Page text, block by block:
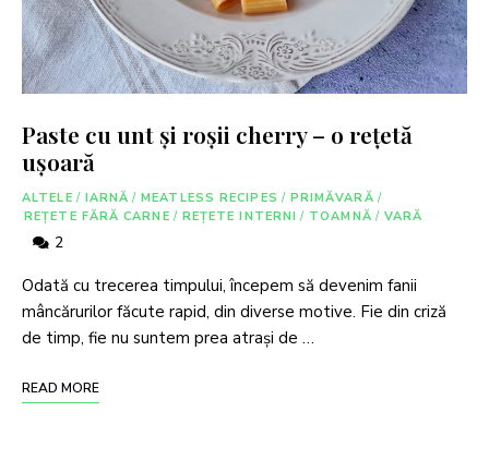
Paste cu unt și roșii cherry – o rețetă
ușoară
ALTELE / IARNĂ / MEATLESS RECIPES / PRIMĂVARĂ /
REȚETE FĂRĂ CARNE / REȚETE INTERNI / TOAMNĂ / VARĂ
2
Odată cu trecerea timpului, începem să devenim fanii
mâncărurilor făcute rapid, din diverse motive. Fie din criză
de timp, fie nu suntem prea atrași de …
READ MORE